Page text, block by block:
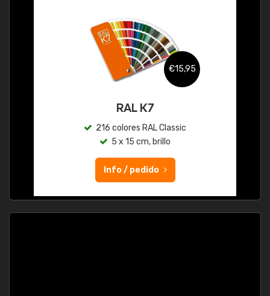
€15,95
RAL K7
216 colores RAL Classic
5 x 15 cm, brillo
Info / pedido